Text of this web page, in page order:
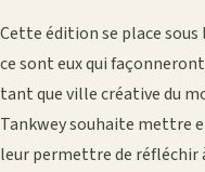
Cette édition se place sous
ce sont eux qui
tant que ville créative du
Tankwey souhaite mettre
leur permettre de réfléchir